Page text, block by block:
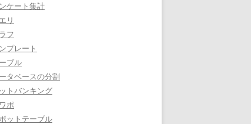
ケート集計
リ
フ
プレート
ブル
タベースの分割
トバンキング
ポ
ットテーブル